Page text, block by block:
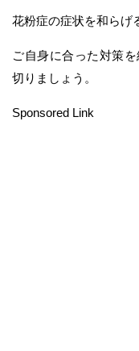
花粉症の症状を和らげ
ご自身に合った対策
切りましょう。
Sponsored Link